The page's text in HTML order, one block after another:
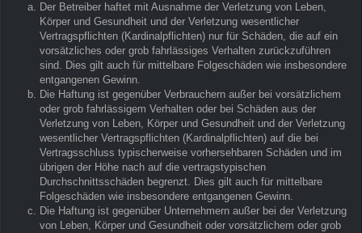
Der Betreiber haftet mit Ausnahme der Verletzung von Leben,
Körper und Gesundheit und der Verletzung wesentlicher
Vertragspflichten (Kardinalpflichten) nur für Schäden, die auf ein
vorsätzliches oder grob fahrlässiges Verhalten zurückzuführen
sind. Dies gilt auch für mittelbare Folgeschäden wie insbesondere
entgangenen Gewinn.
Die Haftung ist gegenüber Verbrauchern außer bei vorsätzlichem
oder grob fahrlässigem Verhalten oder bei Schäden aus der
Verletzung von Leben, Körper und Gesundheit und der Verletzung
wesentlicher Vertragspflichten (Kardinalpflichten) auf die bei
Vertragsschluss typischerweise vorhersehbaren Schäden und im
übrigen der Höhe nach auf die vertragstypischen
Durchschnittsschäden begrenzt. Dies gilt auch für mittelbare
Folgeschäden wie insbesondere entgangenen Gewinn.
Die Haftung ist gegenüber Unternehmern außer bei der Verletzung
von Leben, Körper und Gesundheit oder vorsätzlichem oder grob